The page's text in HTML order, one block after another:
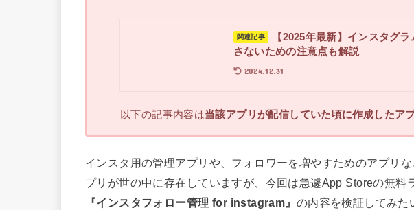
関連記事
【2025年最新】インスタグ
さないための注意点も解説
2024.12.31
以下の記事内容は当該アプリが配信していた頃に作成したア
インスタ用の管理アプリや、フォロワーを増やすためのアプリ
プリが世の中に存在していますが、今回は急遽App Storeの無料
『インスタフォロー管理 for instagram』 の内容を検証してみた